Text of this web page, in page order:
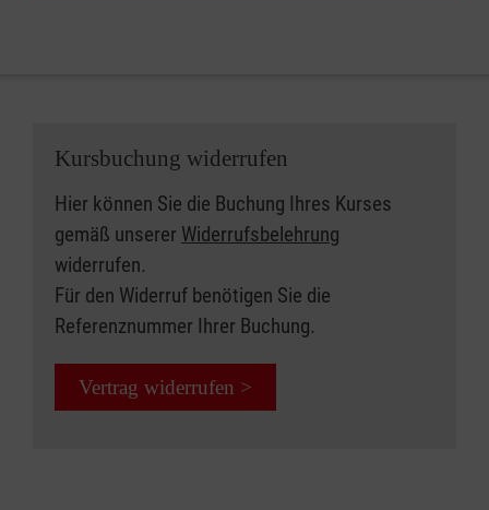
Kursbuchung widerrufen
Hier können Sie die Buchung Ihres Kurses
gemäß unserer Widerrufsbelehrung
widerrufen.
Für den Widerruf benötigen Sie die
Referenznummer Ihrer Buchung.
Vertrag widerrufen >